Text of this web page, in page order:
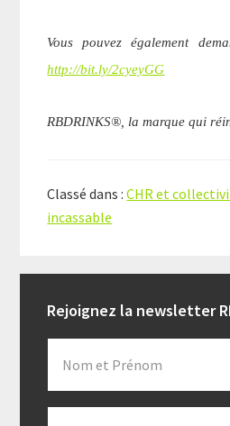
Vous pouvez également
http://bit.ly/2cyeyGG
RBDRINKS®, la marque qui
Classé dans :CHR et
incassable
Interactions
Sidebar
Rejoignez la newsletter